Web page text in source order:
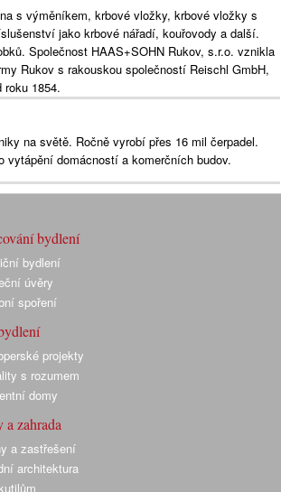
s výměníkem, krbové vložky, krbové vložky s
jako krbové nářadí, kouřovody a další.
Společnost HAAS+SOHN Rukov, s.r.o. vznikla
Rukov s rakouskou společností Reischl GmbH,
1854.
na světě. Ročně vyrobí přes 16 mil čerpadel.
vytápění domácností a komerčních budov.
bydlení
bydlení
úvěry
spoření
projekty
s rozumem
domy
a zahrada
a zastřešení
architektura